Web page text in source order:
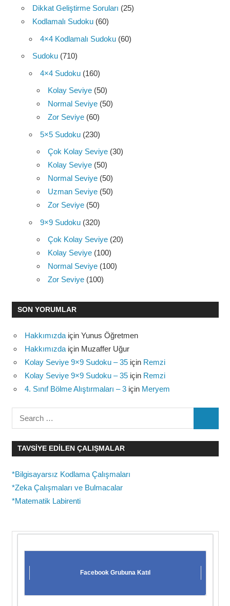
Dikkat Geliştirme Soruları (25)
Kodlamalı Sudoku (60)
4×4 Kodlamalı Sudoku (60)
Sudoku (710)
4×4 Sudoku (160)
Kolay Seviye (50)
Normal Seviye (50)
Zor Seviye (60)
5×5 Sudoku (230)
Çok Kolay Seviye (30)
Kolay Seviye (50)
Normal Seviye (50)
Uzman Seviye (50)
Zor Seviye (50)
9×9 Sudoku (320)
Çok Kolay Seviye (20)
Kolay Seviye (100)
Normal Seviye (100)
Zor Seviye (100)
SON YORUMLAR
Hakkımızda için Yunus Öğretmen
Hakkımızda için Muzaffer Uğur
Kolay Seviye 9×9 Sudoku – 35 için Remzi
Kolay Seviye 9×9 Sudoku – 35 için Remzi
4. Sınıf Bölme Alıştırmaları – 3 için Meryem
Search
for:
TAVSIYE EDILEN ÇALIŞMALAR
*Bilgisayarsız Kodlama Çalışmaları
*Zeka Çalışmaları ve Bulmacalar
*Matematik Labirenti
Facebook Grubuna Katıl